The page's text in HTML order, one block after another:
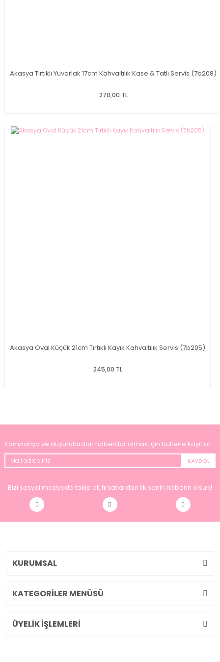
Akasya Tırtıklı Yuvarlak 17cm Kahvaltılık Kase & Tatlı Servis (7b208)
270,00 TL
Akasya Oval Küçük 21cm Tırtıklı Kayık Kahvaltılık Servis (7b205)
245,00 TL
Kampanya ve duyurulardan haberdar olmak için bültene kayıt ol!
KAYDOL
Bizi sosyal medyada takip et, fırsatlardan ilk senin haberin olsun!
KURUMSAL
KATEGORİLER MENÜSÜ
ÜYELİK İŞLEMLERİ